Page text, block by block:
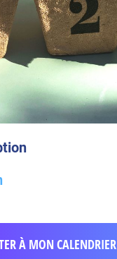
À MON CALENDRIER